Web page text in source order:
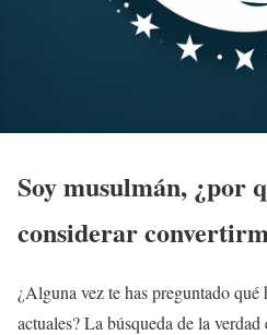
Soy musulmán, ¿por
considerar
¿Alguna vez te has preguntado qué
actuales? La búsqueda de la